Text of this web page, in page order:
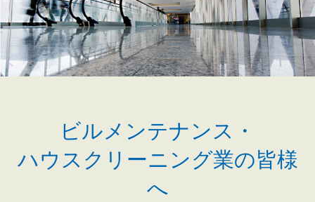
ビルメンテナンス・
ハウスクリーニング業の皆様
へ